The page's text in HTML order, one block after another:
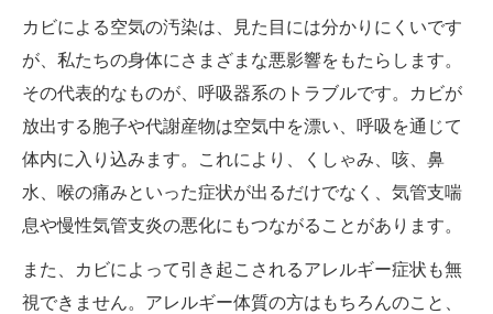
カビによる空気の汚染は、見た目には分かりにくいです
が、私たちの身体にさまざまな悪影響をもたらします。
その代表的なものが、呼吸器系のトラブルです。カビが
放出する胞子や代謝産物は空気中を漂い、呼吸を通じて
体内に入り込みます。これにより、くしゃみ、咳、鼻
水、喉の痛みといった症状が出るだけでなく、気管支喘
息や慢性気管支炎の悪化にもつながることがあります。
また、カビによって引き起こされるアレルギー症状も無
視できません。アレルギー体質の方はもちろんのこと、